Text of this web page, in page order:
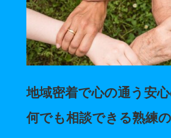
地域密着で心の通う安心
何でも相談できる熟練の